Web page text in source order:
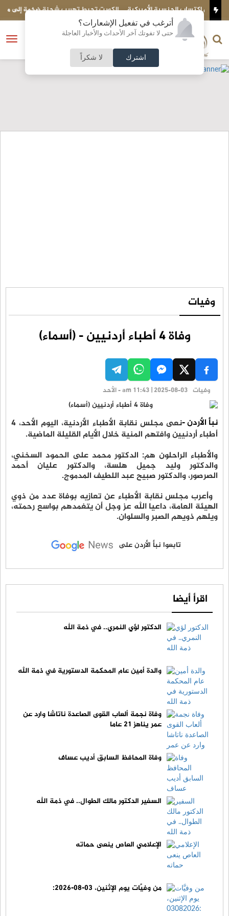
أترغب في تفعيل الإشعارات؟
حتى لا تفوتك آخر الأحداث والأخبار العاجلة
اشترك لا شكراً
الأميركية الكويت تحبط تهريب شحنة ضخمة إلى مصر..ماذا بداخلها؟
فتح
الناشر و رئيس التحرير
النسخة الكاملة
وفيات
وفاة 4 أطباء أردنيين - (أسماء)
وفيات am 11:43 | 2025-08-03 - الأحد
نبأ الأردن -
نعى مجلس نقابة الأطباء الأردنية، اليوم الأحد، 4
أطباء أردنيين وافتهم المنية خلال الأيام القليلة الماضية.
والأطباء الراحلون هم: الدكتور محمد على الحمود السخني،
والدكتور وليد جميل هلسة، والدكتور عليان أحمد
الصرصور، والدكتور صبيح عبد اللطيف المدموج.
وأعرب مجلس نقابة الأطباء عن تعازيه بوفاة عدد من ذوي
الهيئة العامة، داعيا الله عز وجل أن يتغمدهم بواسع رحمته،
ويلهم ذويهم الصبر والسلوان.
تابعوا نبأ الأردن على
اقرأ أيضا
الدكتور لؤي النمري.. في ذمة الله
والدة أمين عام المحكمة الدستورية في ذمة الله
وفاة نجمة ألعاب القوى الصاعدة ناتاشا وارد عن
عمر يناهز 21 عاما
وفاة المحافظ السابق أديب عساف
السفير الدكتور مالك الطوال.. في ذمة الله
الإعلامي العاص ينعى حماته
من وفيَّات يوم الإثنين، 03-08-2026: